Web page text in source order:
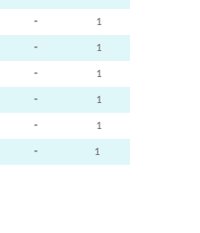
- 1
- 1
- 1
- 1
- 1
- 1